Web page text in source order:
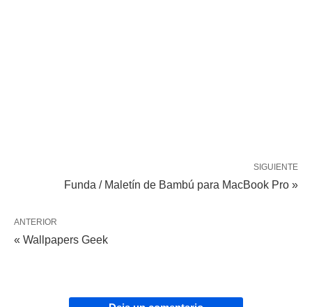
SIGUIENTE
Funda / Maletín de Bambú para MacBook Pro »
ANTERIOR
« Wallpapers Geek